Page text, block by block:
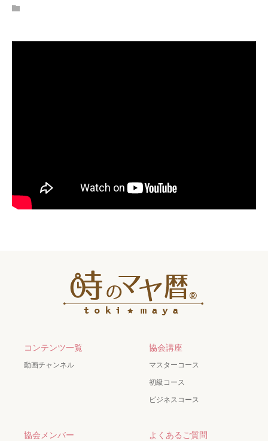
コンテンツ一覧
動画チャンネル
協会講座
マスターコース
初級コース
ビジネスコース
協会メンバー よくあるご質問